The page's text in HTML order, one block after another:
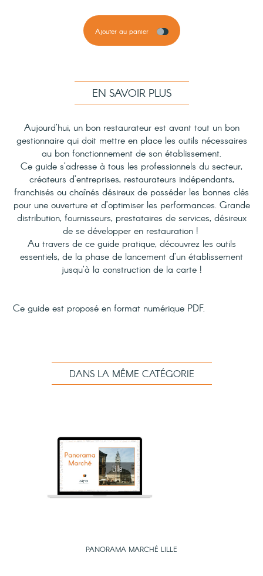
Ajouter au panier
EN SAVOIR PLUS
Aujourd’hui, un bon restaurateur est avant tout un bon
gestionnaire qui doit mettre en place les outils nécessaires
au bon fonctionnement de son établissement.
Ce guide s’adresse à tous les professionnels du secteur,
créateurs d’entreprises, restaurateurs indépendants,
franchisés ou chaînés désireux de posséder les bonnes clés
pour une ouverture et d’optimiser les performances. Grande
distribution, fournisseurs, prestataires de services, désireux
de se développer en restauration !
Au travers de ce guide pratique, découvrez les outils
essentiels, de la phase de lancement d’un établissement
jusqu’à la construction de la carte !
Ce guide est proposé en format numérique PDF.
DANS LA MÊME CATÉGORIE
PANORAMA MARCHÉ LILLE